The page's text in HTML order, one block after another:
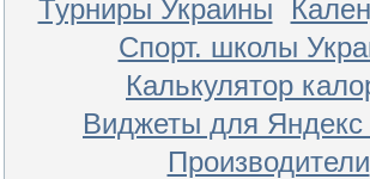
Турниры Украины
Спорт. школы
Калькулятор
Виджеты для Яндекс
Производители